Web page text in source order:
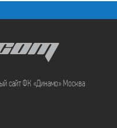
сайт ФК «Динамо» Москва